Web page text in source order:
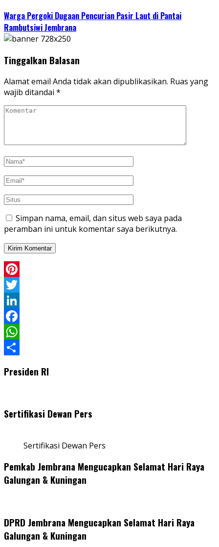
Warga Pergoki Dugaan Pencurian Pasir Laut di Pantai
Rambutsiwi Jembrana
Tinggalkan Balasan
Alamat email Anda tidak akan dipublikasikan. Ruas yang
wajib ditandai *
Simpan nama, email, dan situs web saya pada
peramban ini untuk komentar saya berikutnya.
Pinterest
Twitter
LinkedIn
Facebook
WhatsApp
Presiden RI
Sertifikasi Dewan Pers
Sertifikasi Dewan Pers
Pemkab Jembrana Mengucapkan Selamat Hari Raya
Galungan & Kuningan
DPRD Jembrana Mengucapkan Selamat Hari Raya
Galungan & Kuningan